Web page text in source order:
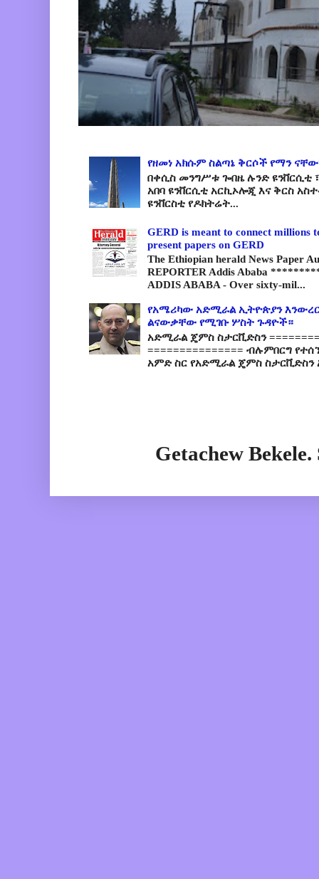
የዘመነ አክሱም ስልጣኔ ቅርሶች የማን
በቀሲስ መንግሥቱ ጐበዜ ሉንድ ዩንቨርሲቲ
አበባ ዩንቨርሲቲ አርኪኦሎጂ እና ቅርስ
ዩንቨርስቲ የዶክትሬት...
GERD is meant to connect millions
present papers on GERD
The Ethiopian herald News Paper
REPORTER Addis Ababa
ADDIS ABABA - Over sixty-mil...
የአሜሪካው አድሚራል ኢትዮጵያን
ልናውቃቸው የሚገቡ ሦስት ጉዳዮች።
አድሚራል ጄምስ ስታርቪድስን
=============== ብሉምበርግ
አምድ ስር የአድሚራል ጄምስ ስታርቪድስን
Getachew